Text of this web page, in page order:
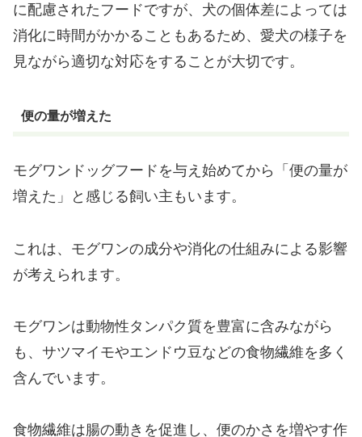
に配慮されたフードですが、犬の個体差によっては
消化に時間がかかることもあるため、愛犬の様子を
見ながら適切な対応をすることが大切です。
便の量が増えた
モグワンドッグフードを与え始めてから「便の量が
増えた」と感じる飼い主もいます。
これは、モグワンの成分や消化の仕組みによる影響
が考えられます。
モグワンは動物性タンパク質を豊富に含みながら
も、サツマイモやエンドウ豆などの食物繊維を多く
含んでいます。
食物繊維は腸の動きを促進し、便のかさを増やす作